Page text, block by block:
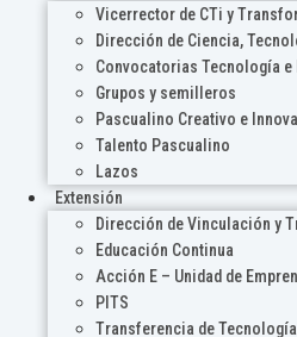
Vicerrector de CTi y
Dirección de Ciencia,
Convocatorias Tecnología e
Grupos y semilleros
Pascualino Creativo e
Talento Pascualino
Lazos
Extensión
Dirección de Vinculación y
Educación Continua
Acción E – Unidad de
PITS
Transferencia de Tecnología